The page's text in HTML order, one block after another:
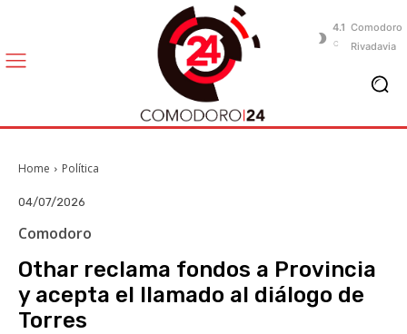
4.1
C
Comodoro
Rivadavia
Home Política
04/07/2026
Comodoro
Othar reclama fondos a Provincia
y acepta el llamado al diálogo de
Torres